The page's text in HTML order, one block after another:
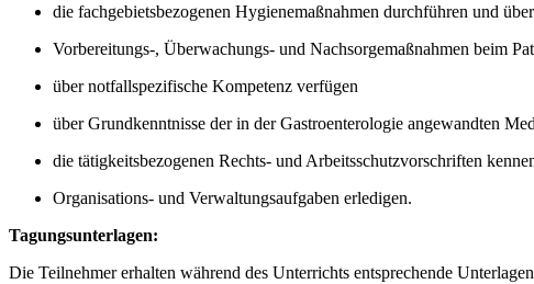
die fachgebietsbezogenen Hygienemaßnahmen durchführen und
Vorbereitungs-, Überwachungs- und Nachsorgemaßnahmen beim
über notfallspezifische Kompetenz verfügen
über Grundkenntnisse der in der Gastroenterologie angewandten
die tätigkeitsbezogenen Rechts- und Arbeitsschutzvorschriften
Organisations- und Verwaltungsaufgaben erledigen.
Tagungsunterlagen:
Die Teilnehmer erhalten während des Unterrichts entsprechende